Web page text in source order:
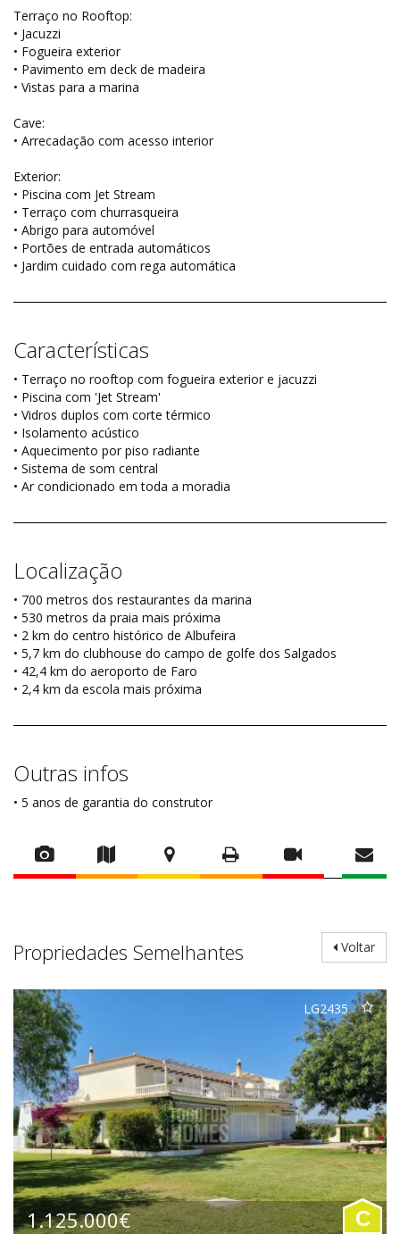
Terraço no Rooftop:
• Jacuzzi
• Fogueira exterior
• Pavimento em deck de madeira
• Vistas para a marina
Cave:
• Arrecadação com acesso interior
Exterior:
• Piscina com Jet Stream
• Terraço com churrasqueira
• Abrigo para automóvel
• Portões de entrada automáticos
• Jardim cuidado com rega automática
Características
• Terraço no rooftop com fogueira exterior e jacuzzi
• Piscina com 'Jet Stream'
• Vidros duplos com corte térmico
• Isolamento acústico
• Aquecimento por piso radiante
• Sistema de som central
• Ar condicionado em toda a moradia
Localização
• 700 metros dos restaurantes da marina
• 530 metros da praia mais próxima
• 2 km do centro histórico de Albufeira
• 5,7 km do clubhouse do campo de golfe dos Salgados
• 42,4 km do aeroporto de Faro
• 2,4 km da escola mais próxima
Outras infos
• 5 anos de garantia do construtor
Voltar
Propriedades Semelhantes
LG2435
1.125.000€ C